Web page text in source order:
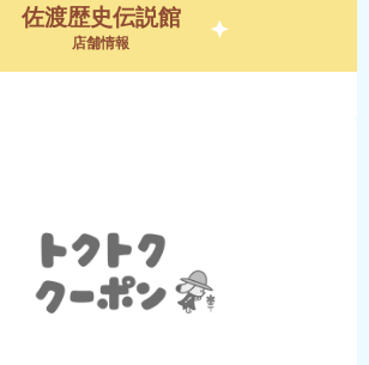
佐渡歴史伝説館
店舗情報